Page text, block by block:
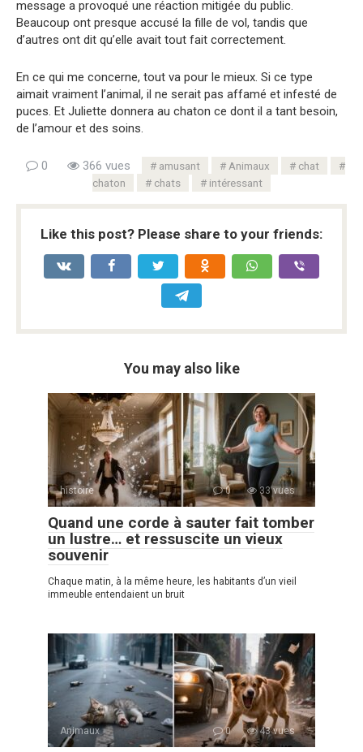
message a provoqué une réaction mitigée du public.
Beaucoup ont presque accusé la fille de vol, tandis que
d’autres ont dit qu’elle avait tout fait correctement.
En ce qui me concerne, tout va pour le mieux. Si ce type
aimait vraiment l’animal, il ne serait pas affamé et infesté de
puces. Et Juliette donnera au chaton ce dont il a tant besoin,
de l’amour et des soins.
0 366 vues amusant Animaux
chat
chaton
chats intéressant
Like this post? Please share to your friends:
You may also like
histoire 0 33 vues
Quand une corde à sauter fait tomber
un lustre… et ressuscite un vieux
souvenir
Chaque matin, à la même heure, les habitants d’un vieil
immeuble entendaient un bruit
Animaux 0 43 vues